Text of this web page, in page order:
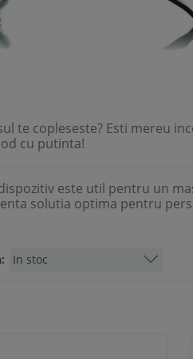
te copleseste? Esti mereu
cu putinta!
este util pentru un
solutia optima pentru